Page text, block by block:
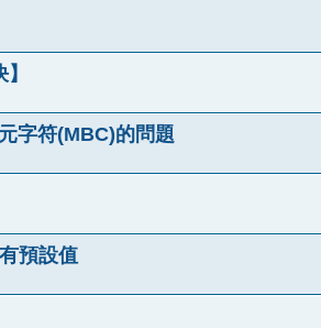
字符(MBC)的問題
預設值